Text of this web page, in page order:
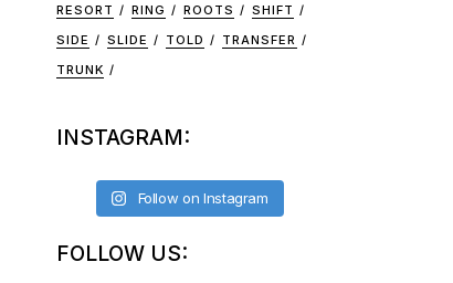
RESORT
RING ROOTS
SHIFT
SIDE
SLIDE TOLD
TRANSFER
TRUNK
INSTAGRAM:
Follow on Instagram
FOLLOW US: